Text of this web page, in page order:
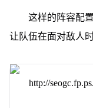
这样的阵容配
让队伍在面对敌人